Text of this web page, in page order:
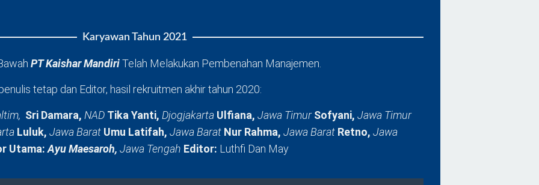
Karyawan Tahun 2021
PT Kaishar MandiriTelah Melakukan Pembenahan Manajemen.
tetap dan Editor, hasil rekruitmen akhir tahun 2020:
Sri Damara, NAD Tika Yanti, Djogjakarta Ulfiana, Jawa TimurSofyani, Jawa Timur
Luluk, Jawa Barat Umu Latifah, Jawa Barat Nur Rahma, Jawa Barat Retno, Jawa
Utama:Ayu Maesaroh, Jawa Tengah Editor: Luthfi Dan May